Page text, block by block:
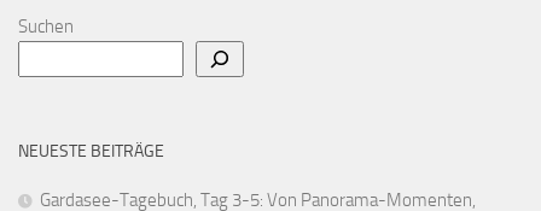
Suchen
NEUESTE BEITRÄGE
Gardasee-Tagebuch, Tag 3-5: Von Panorama-Momenten,